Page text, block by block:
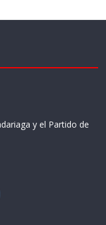
y el Partido de